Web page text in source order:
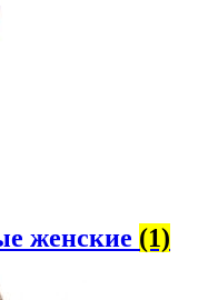
женские (1)